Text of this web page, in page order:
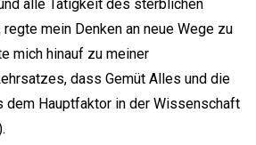
alle Tätigkeit des sterblichen
mein Denken an neue Wege zu
mich hinauf zu meiner
dass Gemüt Alles und die
dem Hauptfaktor in der Wissenschaft